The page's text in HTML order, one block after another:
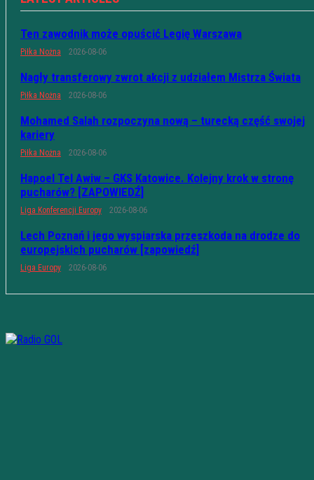
Ten zawodnik może opuścić Legię Warszawa
Piłka Nożna 2026-08-06
Nagły transferowy zwrot akcji z udziałem Mistrza Świata
Piłka Nożna 2026-08-06
Mohamed Salah rozpoczyna nową – turecką część swojej
kariery
Piłka Nożna 2026-08-06
Hapoel Tel Awiw – GKS Katowice. Kolejny krok w stronę
pucharów? [ZAPOWIEDŹ]
Liga Konferencji Europy 2026-08-06
Lech Poznań i jego wyspiarska przeszkoda na drodze do
europejskich pucharów [zapowiedź]
Liga Europy 2026-08-06